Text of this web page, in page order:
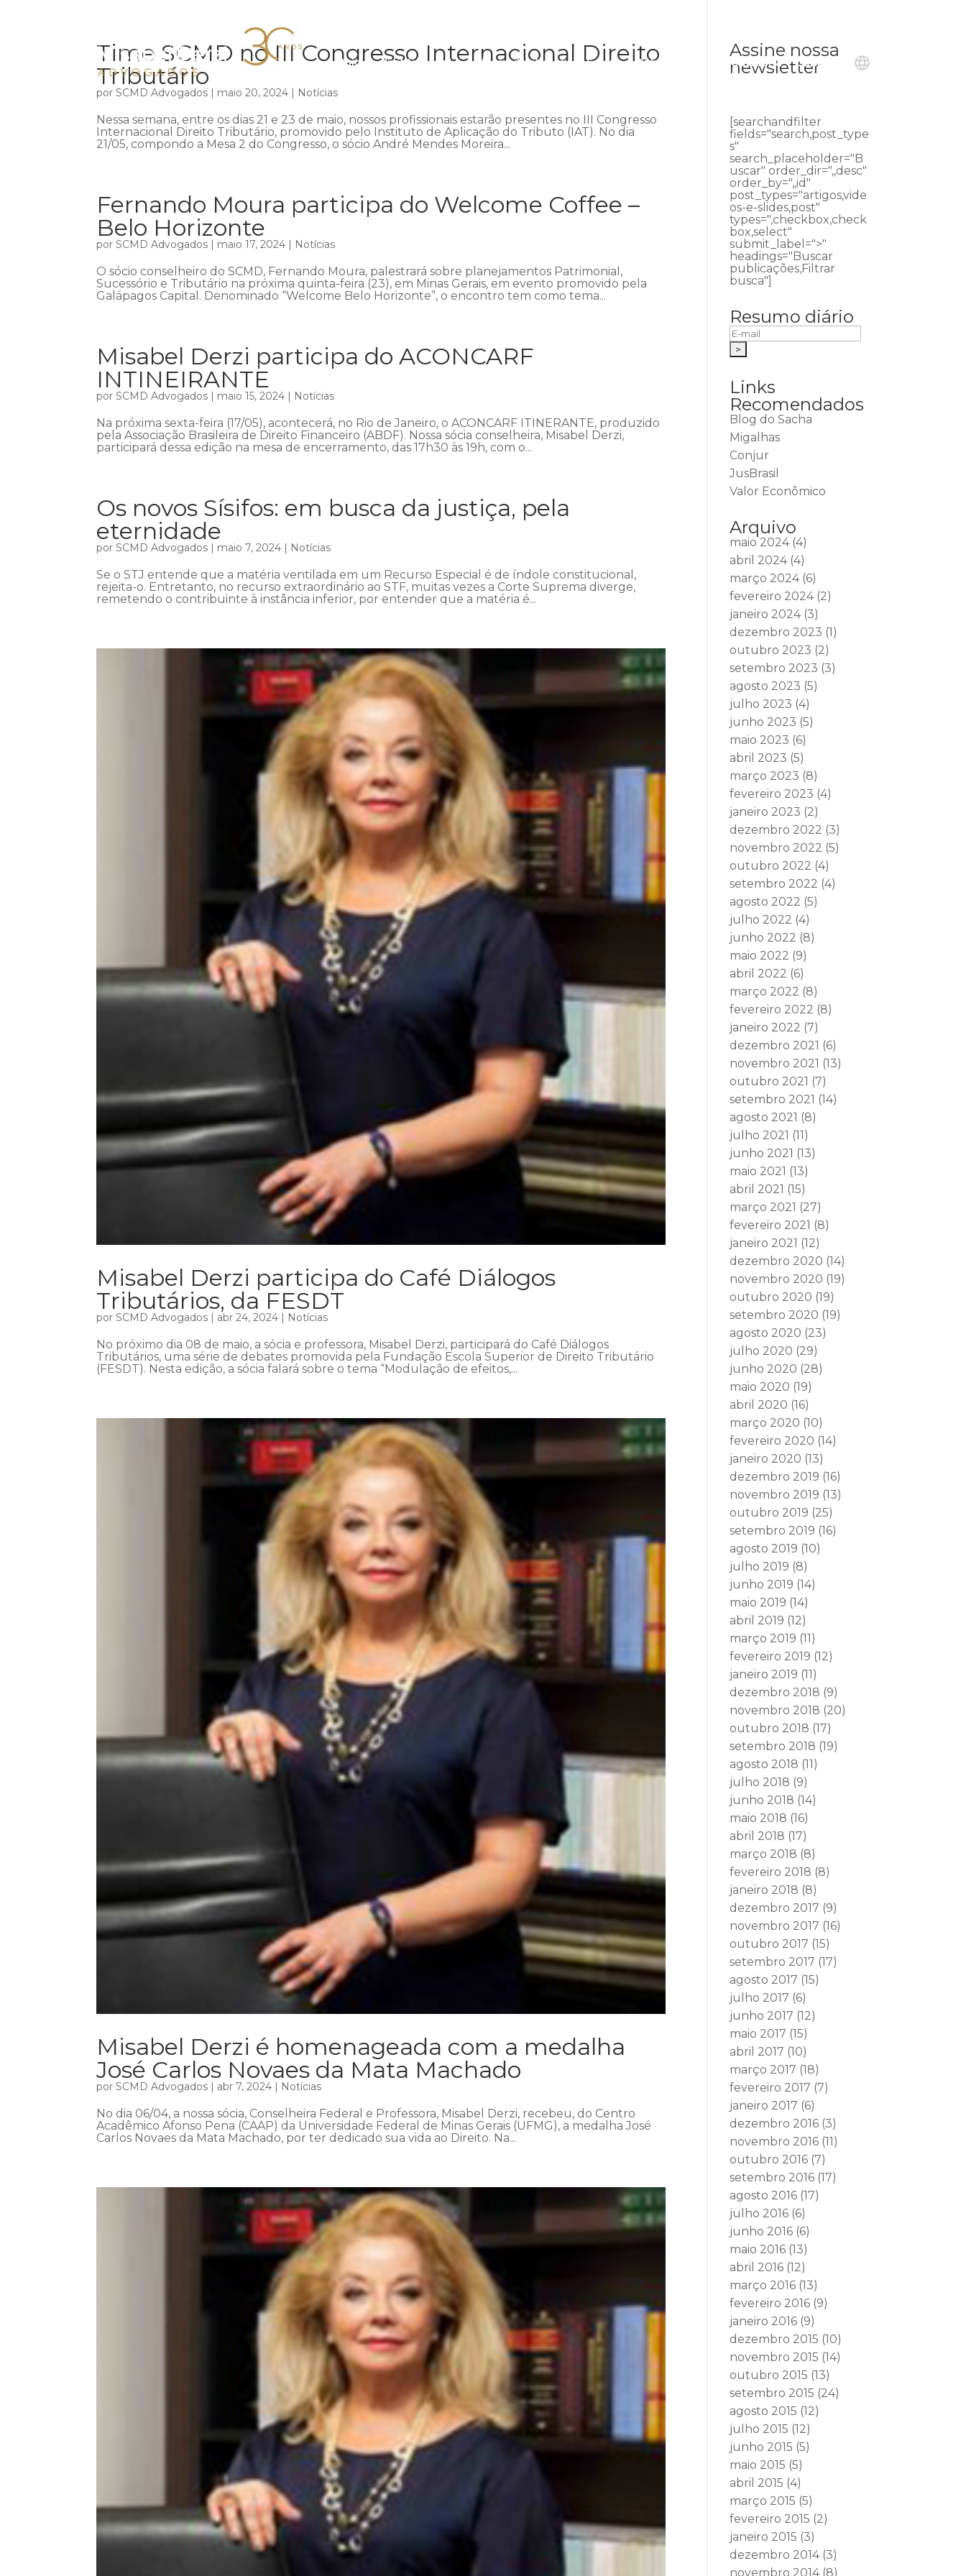
Início Institucional Áreas de atuação Equipe Publicações Ouvidoria Contato
Time SCMD no III Congresso Internacional Direito
Tributário
porSCMD Advogados | maio 20, 2024 | Notícias
Nessa semana, entre os dias 21 e 23 de maio, nossos profissionais estarão presentes no III Congresso
Internacional Direito Tributário, promovido pelo Instituto de Aplicação do Tributo (IAT). No dia
21/05, compondo a Mesa 2 do Congresso, o sócio André Mendes Moreira...
Fernando Moura participa do Welcome Coffee –
Belo Horizonte
porSCMD Advogados | maio 17, 2024 | Notícias
O sócio conselheiro do SCMD, Fernando Moura, palestrará sobre planejamentos Patrimonial,
Sucessório e Tributário na próxima quinta-feira (23), em Minas Gerais, em evento promovido pela
Galápagos Capital. Denominado “Welcome Belo Horizonte”, o encontro tem como tema...
Misabel Derzi participa do ACONCARF
INTINEIRANTE
porSCMD Advogados | maio 15, 2024 | Notícias
Na próxima sexta-feira (17/05), acontecerá, no Rio de Janeiro, o ACONCARF ITINERANTE, produzido
pela Associação Brasileira de Direito Financeiro (ABDF). Nossa sócia conselheira, Misabel Derzi,
participará dessa edição na mesa de encerramento, das 17h30 às 19h, com o...
Os novos Sísifos: em busca da justiça, pela
eternidade
porSCMD Advogados | maio 7, 2024 | Notícias
Se o STJ entende que a matéria ventilada em um Recurso Especial é de índole constitucional,
rejeita-o. Entretanto, no recurso extraordinário ao STF, muitas vezes a Corte Suprema diverge,
remetendo o contribuinte à instância inferior, por entender que a matéria é...
Misabel Derzi participa do Café Diálogos
Tributários, da FESDT
porSCMD Advogados | abr 24, 2024 | Notícias
No próximo dia 08 de maio, a sócia e professora, Misabel Derzi, participará do Café Diálogos
Tributários, uma série de debates promovida pela Fundação Escola Superior de Direito Tributário
(FESDT). Nesta edição, a sócia falará sobre o tema “Modulação de efeitos,...
Misabel Derzi é homenageada com a medalha
José Carlos Novaes da Mata Machado
porSCMD Advogados | abr 7, 2024 | Notícias
No dia 06/04, a nossa sócia, Conselheira Federal e Professora, Misabel Derzi, recebeu, do Centro
Acadêmico Afonso Pena (CAAP) da Universidade Federal de Minas Gerais (UFMG), a medalha José
Carlos Novaes da Mata Machado, por ter dedicado sua vida ao Direito. Na...
Assine nossa
newsletter
[searchandfilter
fields="search,post_type
s"
search_placeholder="B
uscar" order_dir=",,desc"
order_by=",,id"
post_types="artigos,vide
os-e-slides,post"
types=",checkbox,check
box,select"
submit_label=">"
headings="Buscar
publicações,Filtrar
busca"]
Resumo diário
Links
Recomendados
Blog do Sacha
Migalhas
Conjur
JusBrasil
Valor Econômico
Arquivo
maio 2024(4)
abril 2024(4)
março 2024(6)
fevereiro 2024(2)
janeiro 2024(3)
dezembro 2023 (1)
outubro 2023 (2)
setembro 2023 (3)
agosto 2023 (5)
julho 2023 (4)
junho 2023 (5)
maio 2023 (6)
abril 2023 (5)
março 2023 (8)
fevereiro 2023 (4)
janeiro 2023 (2)
dezembro 2022 (3)
novembro 2022 (5)
outubro 2022 (4)
setembro 2022 (4)
agosto 2022 (5)
julho 2022 (4)
junho 2022 (8)
maio 2022 (9)
abril 2022 (6)
março 2022 (8)
fevereiro 2022 (8)
janeiro 2022 (7)
dezembro 2021 (6)
novembro 2021 (13)
outubro 2021 (7)
setembro 2021 (14)
agosto 2021 (8)
julho 2021 (11)
junho 2021 (13)
maio 2021 (13)
abril 2021 (15)
março 2021 (27)
fevereiro 2021 (8)
janeiro 2021 (12)
dezembro 2020 (14)
novembro 2020 (19)
outubro 2020 (19)
setembro 2020 (19)
agosto 2020 (23)
julho 2020 (29)
junho 2020 (28)
maio 2020 (19)
abril 2020 (16)
março 2020 (10)
fevereiro 2020 (14)
janeiro 2020 (13)
dezembro 2019 (16)
novembro 2019 (13)
outubro 2019 (25)
setembro 2019 (16)
agosto 2019 (10)
julho 2019 (8)
junho 2019 (14)
maio 2019 (14)
abril 2019 (12)
março 2019 (11)
fevereiro 2019 (12)
janeiro 2019 (11)
dezembro 2018 (9)
novembro 2018 (20)
outubro 2018 (17)
setembro 2018 (19)
agosto 2018 (11)
julho 2018 (9)
junho 2018 (14)
maio 2018 (16)
abril 2018 (17)
março 2018 (8)
fevereiro 2018 (8)
janeiro 2018 (8)
dezembro 2017 (9)
novembro 2017 (16)
outubro 2017 (15)
setembro 2017 (17)
agosto 2017 (15)
julho 2017 (6)
junho 2017 (12)
maio 2017 (15)
abril 2017 (10)
março 2017 (18)
fevereiro 2017 (7)
janeiro 2017 (6)
dezembro 2016 (3)
novembro 2016 (11)
outubro 2016 (7)
setembro 2016 (17)
agosto 2016 (17)
julho 2016 (6)
junho 2016 (6)
maio 2016 (13)
abril 2016 (12)
março 2016 (13)
fevereiro 2016 (9)
janeiro 2016 (9)
dezembro 2015 (10)
novembro 2015 (14)
outubro 2015 (13)
setembro 2015 (24)
agosto 2015 (12)
julho 2015 (12)
junho 2015 (5)
maio 2015 (5)
abril 2015 (4)
março 2015 (5)
fevereiro 2015 (2)
janeiro 2015 (3)
dezembro 2014(3)
novembro 2014(8)